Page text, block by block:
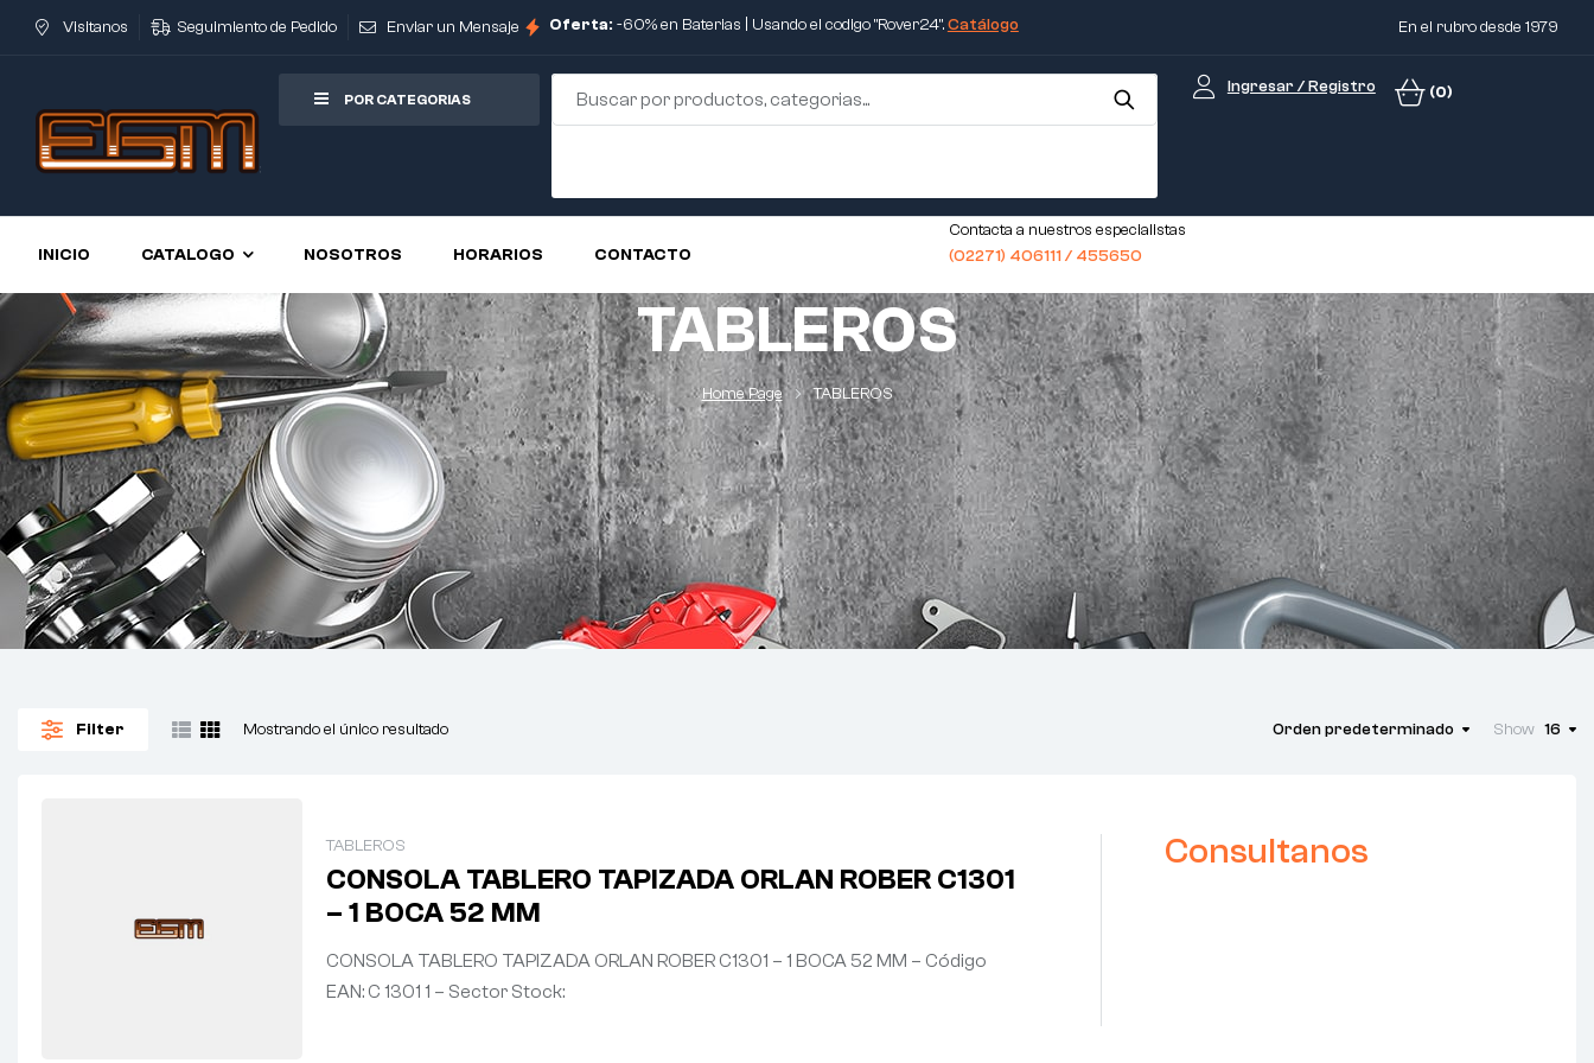
Visitanos Seguimiento de Pedido Enviar un Mensaje Oferta: -60% en Baterias | Usando el codigo "Rover24".Catálogo En el rubro desde 1979
POR CATEGORIAS
Ingresar / Registro (0)
INICIO CATALOGO NOSOTROS HORARIOS CONTACTO
Contacta a nuestros especialistas
(02271) 406111 / 455650
TABLEROS
Home Page TABLEROS
Filter Mostrando el único resultado Orden predeterminado Show 16
TABLEROS
CONSOLA TABLERO TAPIZADA ORLAN ROBER C1301
– 1 BOCA 52 MM
CONSOLA TABLERO TAPIZADA ORLAN ROBER C1301 – 1 BOCA 52 MM – Código
EAN: C 1301 1 – Sector Stock:
Consultanos